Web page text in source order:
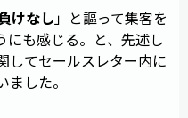
けなし 」と謳って集客を
にも感じる。と、先述し
してセールスレター内に
した。